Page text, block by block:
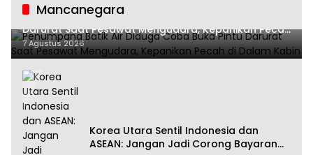
Mancanegara
Penumpang Batik Air Diduga Coba Buka Pintu
Darurat Saat Pesawat Mengudara, Kepanikan Pecah
di Dalam Kabin
7 Agustus 2026
Korea Utara Sentil Indonesia dan
ASEAN: Jangan Jadi Corong Bayaran